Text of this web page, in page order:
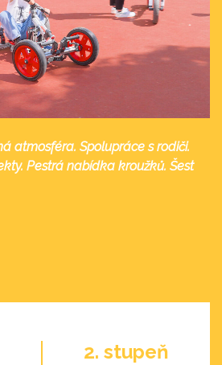
atmosféra. Spolupráce s rodiči.
Pestrá nabídka kroužků. Šest
2. stupeň